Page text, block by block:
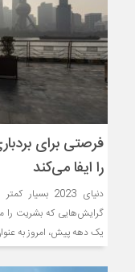
فرصتی برای
را ایفا می‌کند
دنیای 2023
گرایش‌‌هایی که بشریت را
یک دهه پیش، امروز به